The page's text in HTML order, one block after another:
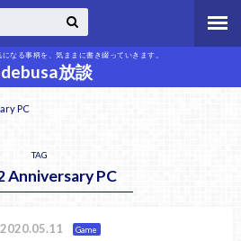
なる事柄を、気ままに書き綴っていきます。
放談
PC
TAG
Anniversary PC
2020.05.11 Game